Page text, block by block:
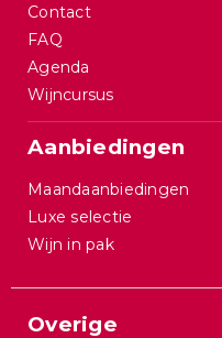
Contact
FAQ
Agenda
Wijncursus
Aanbiedingen
Maandaanbiedingen
Luxe selectie
Wijn in pak
Overige